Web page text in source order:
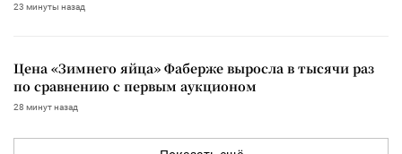
23 минуты назад
Цена «Зимнего яйца» Фаберже выросла в тысячи раз
по сравнению с первым аукционом
28 минут назад